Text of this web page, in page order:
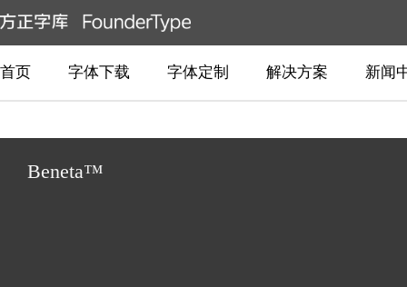
首页 字体下载 字体定制 解决方案 新闻
Beneta™